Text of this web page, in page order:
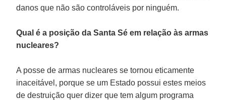
danos que não são controláveis por ninguém.
Qual é a posição da Santa Sé em relação às armas
nucleares?
A posse de armas nucleares se tornou eticamente
inaceitável, porque se um Estado possui estes meios
de destruição quer dizer que tem algum programa